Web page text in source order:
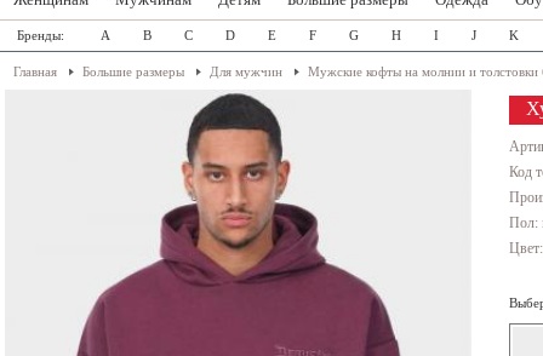
Бренды: A B C D E F G H I J K
Главная Большие размеры Для мужчин Мужские кофты на молнии и толстовки
Код
Пол: